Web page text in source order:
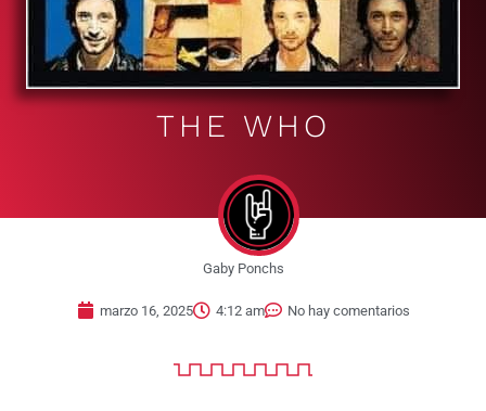
THE WHO
Gaby Ponchs
marzo 16, 2025 4:12 am No hay comentarios